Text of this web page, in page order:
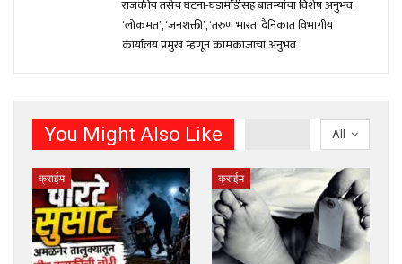
राजकीय तसेच घटना-घडामोंडीसह बातम्यांचा विशेष अनुभव.
‘लोकमत’, ‘जनशक्ती’, ‘तरुण भारत’ दैनिकात विभागीय
कार्यालय प्रमुख म्हणून कामकाजाचा अनुभव
All
You Might Also Like
क्राईम क्राईम